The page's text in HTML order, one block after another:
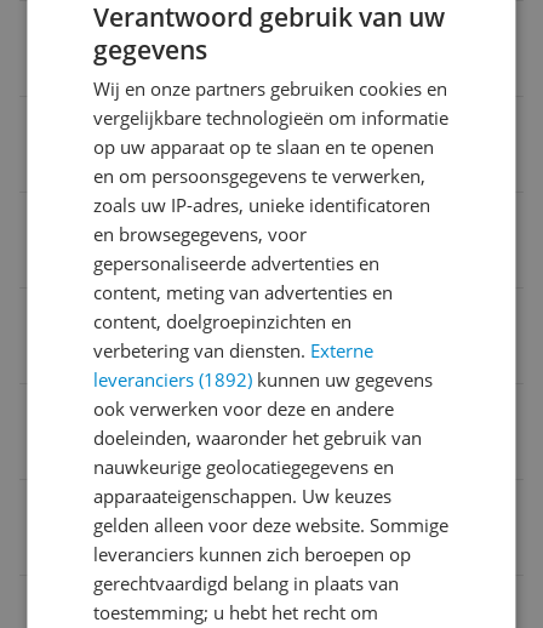
Beeldschermresolutie
7680 x 4320 Pixels
VR-ready
Voorzien van LED verlichting
Fabrikant
NVIDIA
Verpakking lengte
40,49 cm
Product lengte
32,87 cm
Geheugenbandbreedte
Verantwoord gebruik van uw
gegevens
Wij en onze partners gebruiken cookies en
vergelijkbare technologieën om informatie
op uw apparaat op te slaan en te openen
en om persoonsgegevens te verwerken,
zoals uw IP-adres, unieke identificatoren
en browsegegevens, voor
gepersonaliseerde advertenties en
content, meting van advertenties en
content, doelgroepinzichten en
verbetering van diensten. Externe
leveranciers (1892) kunnen uw gegevens
ook verwerken voor deze en andere
doeleinden, waaronder het gebruik van
nauwkeurige geolocatiegegevens en
apparaateigenschappen. Uw keuzes
gelden alleen voor deze website. Sommige
leveranciers kunnen zich beroepen op
gerechtvaardigd belang in plaats van
toestemming; u hebt het recht om